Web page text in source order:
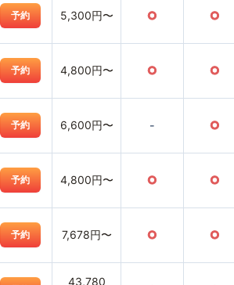
予約 5,300円〜 ○ ○
予約 4,800円〜 ○ ○
予約 6,600円〜 - ○
予約 4,800円〜 ○ ○
予約 7,678円〜 ○ ○
43,780